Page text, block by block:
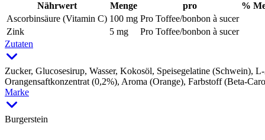
Nährwert Menge pro %
Ascorbinsäure (Vitamin C) 100 mg Pro Toffee/bonbon à sucer
Zink
5 mg
Pro Toffee/bonbon à sucer
Zutaten
Zucker, Glucosesirup, Wasser, Kokosöl, Speisegelatine (Schwein),
Orangensaftkonzentrat (0,2%), Aroma (Orange), Farbstoff (Beta-
Marke
Burgerstein